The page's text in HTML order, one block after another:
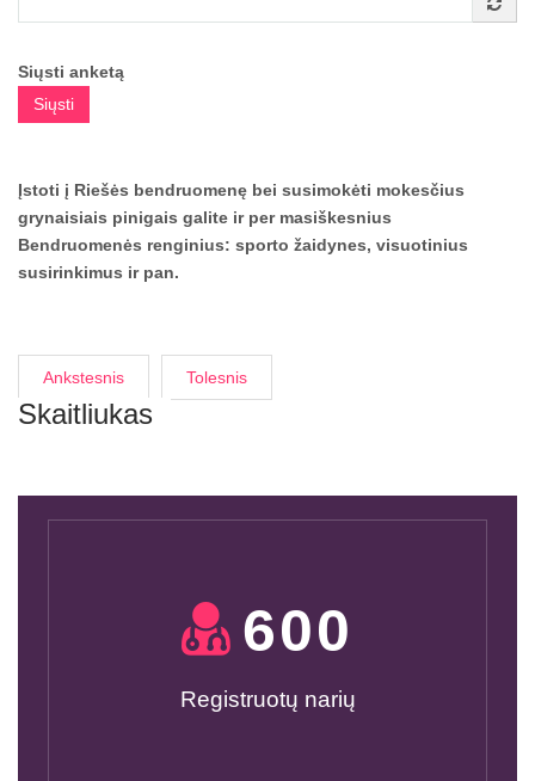
Siųsti anketą
Siųsti
Įstoti į Riešės bendruomenę bei susimokėti mokesčius
grynaisiais pinigais galite ir per masiškesnius
Bendruomenės renginius: sporto žaidynes, visuotinius
susirinkimus ir pan.
Ankstesnis Tolesnis
Skaitliukas
600
Registruotų narių